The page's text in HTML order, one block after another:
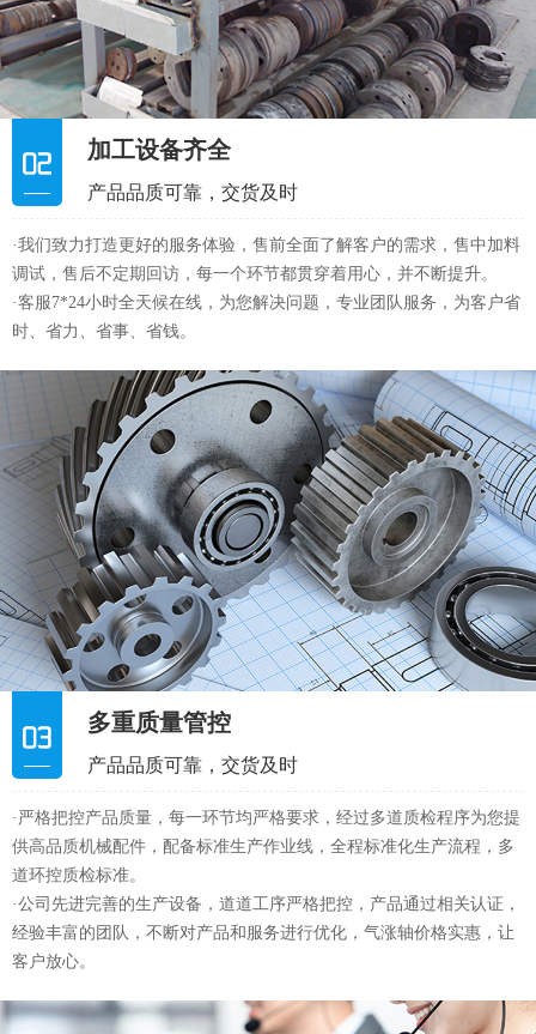
加工设备齐全
产品品质可靠，交货及时
·我们致力打造更好的服务体验，售前全面了解客户的需求，售中加料
调试，售后不定期回访，每一个环节都贯穿着用心，并不断提升。
·客服7*24小时全天候在线，为您解决问题，专业团队服务，为客户省
时、省力、省事、省钱。
多重质量管控
产品品质可靠，交货及时
·严格把控产品质量，每一环节均严格要求，经过多道质检程序为您提
供高品质机械配件，配备标准生产作业线，全程标准化生产流程，多
道环控质检标准。
·公司先进完善的生产设备，道道工序严格把控，产品通过相关认证，
经验丰富的团队，不断对产品和服务进行优化，气涨轴价格实惠，让
客户放心。